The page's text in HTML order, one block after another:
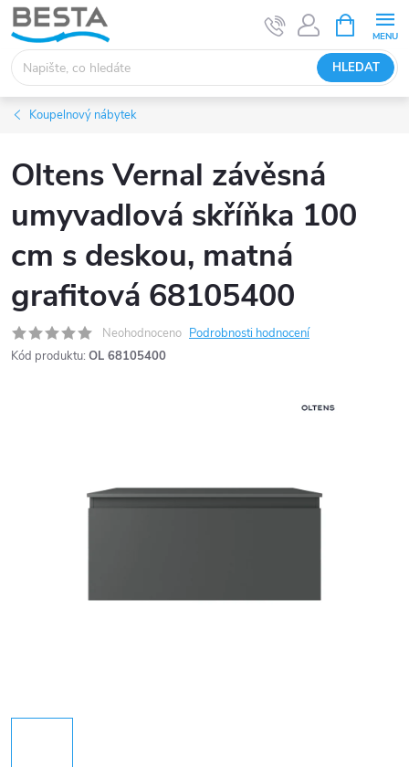
Přejít
na
obsah
HLEDAT
NÁKUPNÍ
KOŠÍK
Koupelnový nábytek
Oltens Vernal závěsná
umyvadlová skříňka 100
cm s deskou, matná
grafitová 68105400
Neohodnoceno Podrobnosti hodnocení
Kód produktu: OL 68105400